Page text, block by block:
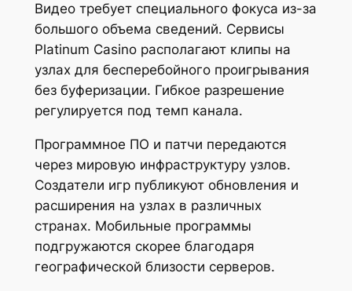
Видео требует специального фокуса из-за
большого объема сведений. Сервисы
Platinum Casino располагают клипы на
узлах для бесперебойного проигрывания
без буферизации. Гибкое разрешение
регулируется под темп канала.
Программное ПО и патчи передаются
через мировую инфраструктуру узлов.
Создатели игр публикуют обновления и
расширения на узлах в различных
странах. Мобильные программы
подгружаются скорее благодаря
географической близости серверов.